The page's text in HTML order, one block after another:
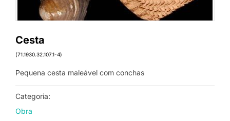
Cesta
(71.1930.32.107.1-4)
Pequena cesta maleável com conchas
Categoria:
Obra